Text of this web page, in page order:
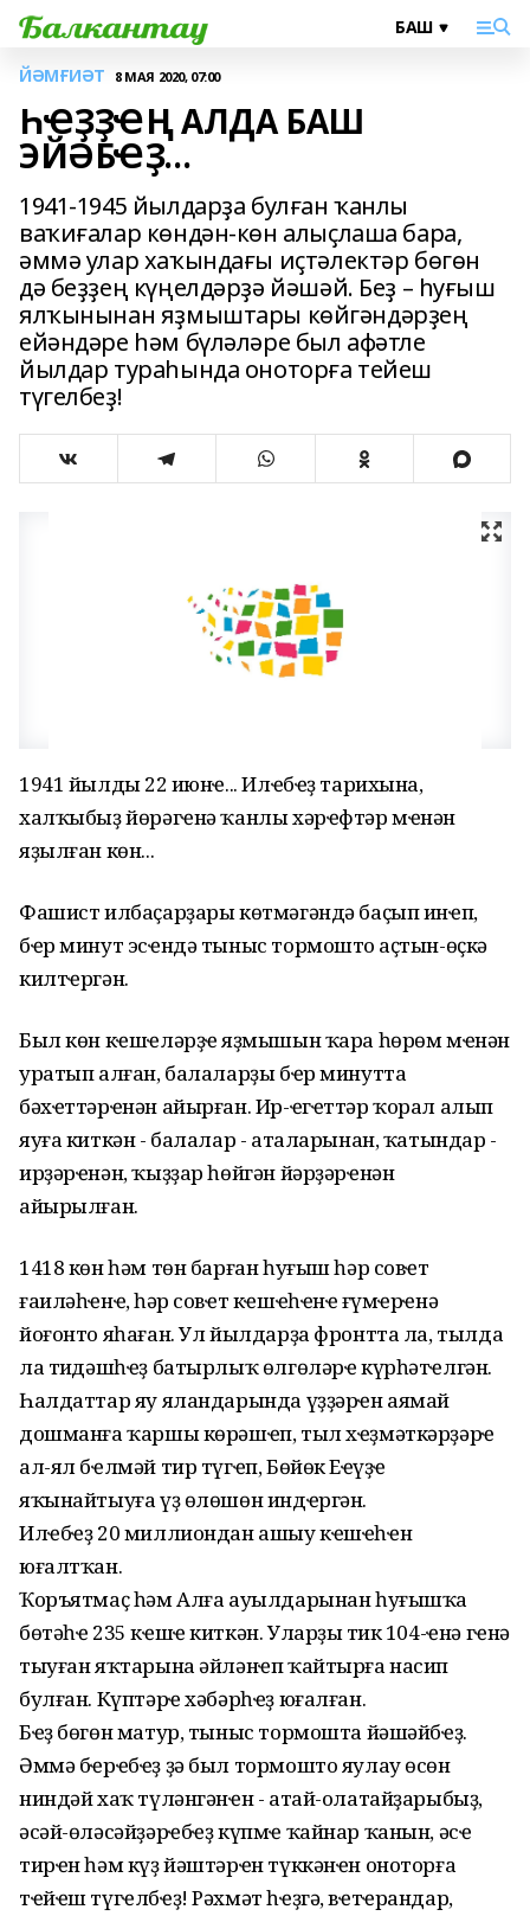
ЙӘМҒИӘТ 8 МАЯ 2020, 07:00
ҺҼҘҘҼҢ АЛДА БАШ
ЭЙӘБҼҘ...
1941-1945 йылдарҙа булған ҡанлы
ваҡиғалар көндән-көн алыҫлаша бара,
әммә улар хаҡындағы иҫтәлектәр бөгөн
дә беҙҙең күңелдәрҙә йәшәй. Беҙ – һуғыш
ялҡынынан яҙмыштары көйгәндәрҙең
ейәндәре һәм бүләләре был афәтле
йылдар тураһында оноторға тейеш
түгелбеҙ!
1941 йылдың 22 июнҽ... Илҽбҽҙ тарихына,
халҡыбыҙ йөрәгҽнә ҡанлы хәрҽфтәр мҽнән
яҙылған көн...
Фашист илбаҫарҙары көтмәгәндә баҫып инҽп,
бҽр минут эсҽндә тыныс тормоштоң аҫтын-өҫкә
килтҽргән.
Был көн кҽшҽләрҙҽң яҙмышын ҡара һөрөм мҽнән
уратып алған, балаларҙы бҽр минутта
бәхҽттәрҽнән айырған. Ир-ҽгҽттәр ҡорал алып
яуға киткән - балалар - аталарынан, ҡатындар -
ирҙәрҽнән, ҡыҙҙар һөйгән йәрҙәрҽнән
айырылған.
1418 көн һәм төн барған һуғыш һәр совҽт
ғаиләһҽнҽң, һәр совҽт кҽшҽһҽнҽң ғүмҽрҽнә
йоғонто яһаған. Ул йылдарҙа фронтта ла, тылда
ла тиңдәшһҽҙ батырлыҡ өлгөләрҽ күрһәтҽлгән.
Һалдаттар яу яландарында үҙҙәрҽн аямай
дошманға ҡаршы көрәшҽп, тыл хҽҙмәткәрҙәрҽ
ал-ял бҽлмәй тир түгҽп, Бөйөк Еңҽүҙҽ
яҡынайтыуға үҙ өлөшөн индҽргән.
Илҽбҽҙ 20 миллиондан ашыу кҽшҽһҽн
юғалтҡан.
Ҡоръятмаҫ һәм Алға ауылдарынан һуғышҡа
бөтәһҽ 235 кҽшҽ киткән. Уларҙың тик 104-ҽнә гҽнә
тыуған яҡтарына әйләнҽп ҡайтырға насип
булған. Күптәрҽ хәбәрһҽҙ юғалған.
Бҽҙ бөгөн матур, тыныс тормошта йәшәйбҽҙ.
Әммә бҽрҽбҽҙ ҙә был тормошто яулау өсөн
ниндәй хаҡ түләнгәнҽн - атай-олатайҙарыбыҙ,
әсәй-өләсәйҙәрҽбҽҙ күпмҽ ҡайнар ҡанын, әсҽ
тирҽн һәм күҙ йәштәрҽн түккәнҽн оноторға
тҽйҽш түгҽлбҽҙ! Рәхмәт һҽҙгә, вҽтҽрандар,